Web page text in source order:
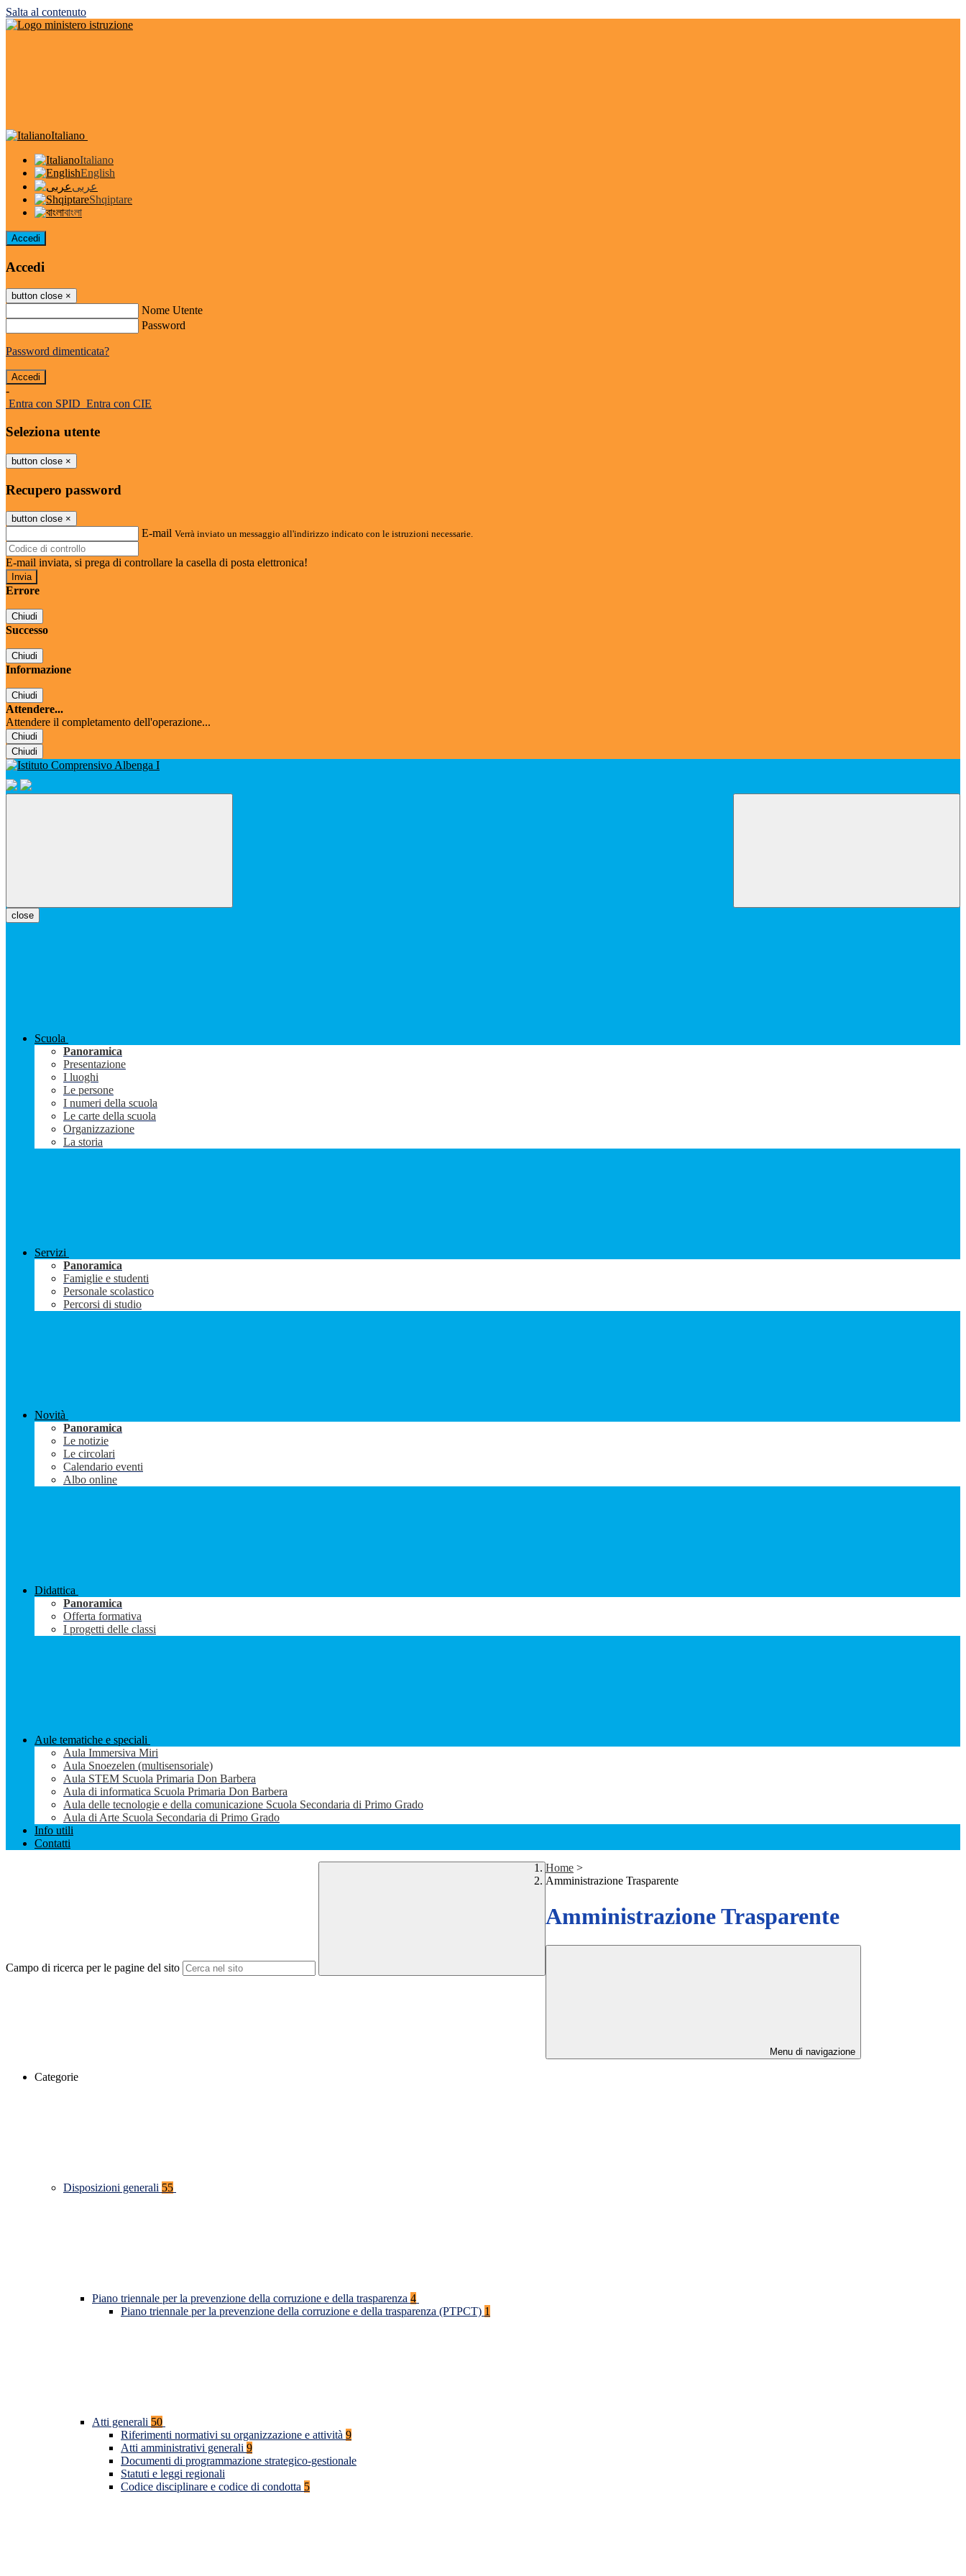
Salta al contenuto
Italiano
Italiano
English
عربى
Shqiptare
বাংলা
Accedi
Accedi
button close ×
Nome Utente
Password
Password dimenticata?
-
Entra con SPID Entra con CIE
Seleziona utente
button close ×
Recupero password
button close ×
E-mail Verrà inviato un messaggio all'indirizzo indicato con le istruzioni necessarie.
E-mail inviata, si prega di controllare la casella di posta elettronica!
Errore
Chiudi
Successo
Chiudi
Informazione
Chiudi
Attendere...
Attendere il completamento dell'operazione...
Chiudi
Chiudi
close
Scuola
Panoramica
Presentazione
I luoghi
Le persone
I numeri della scuola
Le carte della scuola
Organizzazione
La storia
Servizi
Panoramica
Famiglie e studenti
Personale scolastico
Percorsi di studio
Novità
Panoramica
Le notizie
Le circolari
Calendario eventi
Albo online
Didattica
Panoramica
Offerta formativa
I progetti delle classi
Aule tematiche e speciali
Aula Immersiva Miri
Aula Snoezelen (multisensoriale)
Aula STEM Scuola Primaria Don Barbera
Aula di informatica Scuola Primaria Don Barbera
Aula delle tecnologie e della comunicazione Scuola Secondaria di Primo Grado
Aula di Arte Scuola Secondaria di Primo Grado
Info utili
Contatti
Campo di ricerca per le pagine del sito
Home >
Amministrazione Trasparente
Amministrazione Trasparente
Menu di navigazione
Categorie
Disposizioni generali 55
Piano triennale per la prevenzione della corruzione e della trasparenza 4
Piano triennale per la prevenzione della corruzione e della trasparenza (PTPCT) 1
Atti generali 50
Riferimenti normativi su organizzazione e attività 9
Atti amministrativi generali 9
Documenti di programmazione strategico-gestionale
Statuti e leggi regionali
Codice disciplinare e codice di condotta 5